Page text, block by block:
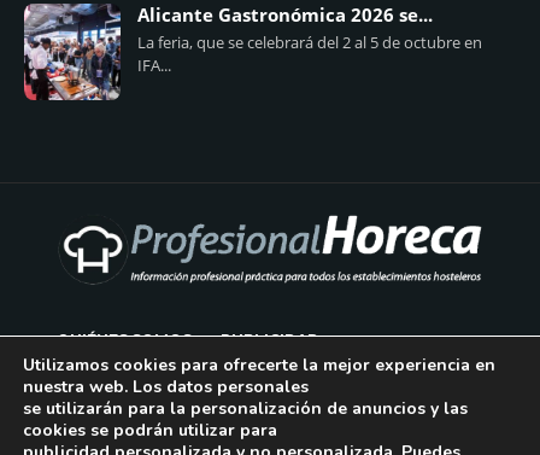
Alicante Gastronómica 2026 se...
La feria, que se celebrará del 2 al 5 de octubre en
IFA...
QUIÉNES SOMOS PUBLICIDAD
AVISO LEGAL
POLÍTICA DE COOKIES
Utilizamos cookies para ofrecerte la mejor experiencia en
nuestra web. Los datos personales
se utilizarán para la personalización de anuncios y las
cookies se podrán utilizar para